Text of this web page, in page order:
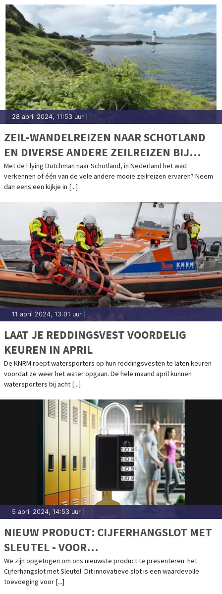
28 april 2024, 11:53 uur
ZEIL-WANDELREIZEN NAAR SCHOTLAND
EN DIVERSE ANDERE ZEILREIZEN BIJ
ZEILEN MET INI
Met de Flying Dutchman naar Schotland, in Nederland het wad
verkennen of één van de vele andere mooie zeilreizen ervaren? Neem
dan eens een kijkje in [...]
11 april 2024, 13:01 uur
LAAT JE REDDINGSVEST VOORDELIG
KEUREN IN APRIL
De KNRM roept watersporters op hun reddingsvesten te laten keuren
voordat ze weer het water opgaan. De hele maand april kunnen
watersporters bij acht [...]
5 april 2024, 14:53 uur
NIEUW PRODUCT: CIJFERHANGSLOT MET
SLEUTEL - VOOR
WATERSPORTLIEFHEBBERS
We zijn opgetogen om ons nieuwste product te presenteren: het
Cijferhangslot met Sleutel. Dit innovatieve slot is een waardevolle
toevoeging voor [...]